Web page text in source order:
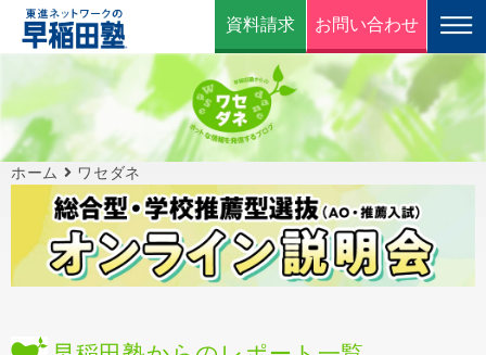
資料請求 お問い合わせ
ホーム ワセダネ